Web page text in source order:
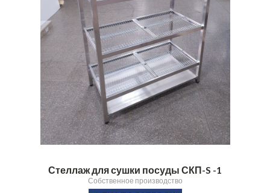
Стеллаж для сушки посуды СКП-S -1
Собственное производство